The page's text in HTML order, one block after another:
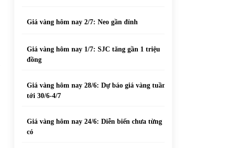
Giá vàng hôm nay 2/7: Neo gần đỉnh
Giá vàng hôm nay 1/7: SJC tăng gần 1 triệu
đồng
Giá vàng hôm nay 28/6: Dự báo giá vàng tuần
tới 30/6-4/7
Giá vàng hôm nay 24/6: Diễn biến chưa từng
có